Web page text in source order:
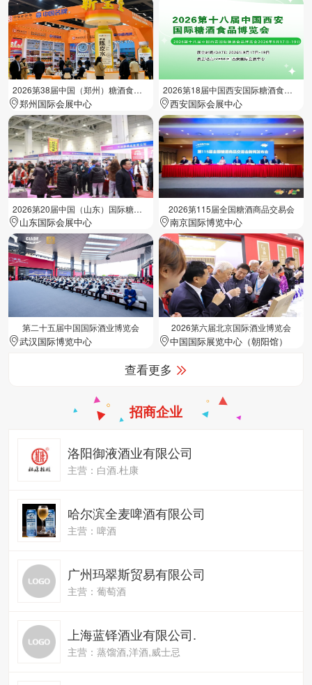
2026第38届中国（郑州）糖酒食品交易会
郑州国际会展中心
2026第18届中国西安国际糖酒食品展览会
西安国际会展中心
2026第20届中国（山东）国际糖酒食品交易会
山东国际会展中心
2026第115届全国糖酒商品交易会
南京国际博览中心
第二十五届中国国际酒业博览会
武汉国际博览中心
2026第六届北京国际酒业博览会
中国国际展览中心（朝阳馆）
查看更多
招商企业
洛阳御液酒业有限公司
主营：白酒.杜康
哈尔滨全麦啤酒有限公司
主营：啤酒
广州玛翠斯贸易有限公司
主营：葡萄酒
上海蓝铎酒业有限公司.
主营：蒸馏酒,洋酒,威士忌